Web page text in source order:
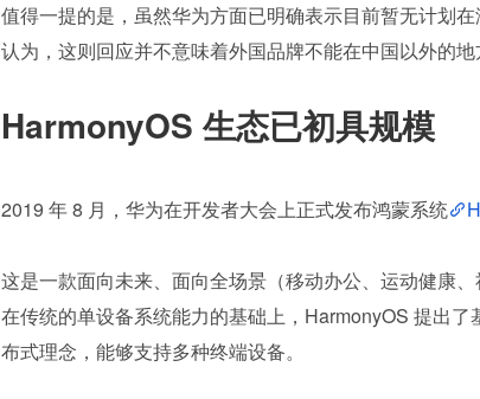
值得一提的是，虽然华为方面已明确表示目前暂无计划
认为，这则回应并不意味着外国品牌不能在中国以外的地
HarmonyOS 生态已初具规模
2019 年 8 月，华为在开发者大会上正式发布鸿蒙系统
这是一款面向未来、面向全场景（移动办公、运动健康
在传统的单设备系统能力的基础上，HarmonyOS 提出
布式理念，能够支持多种终端设备。